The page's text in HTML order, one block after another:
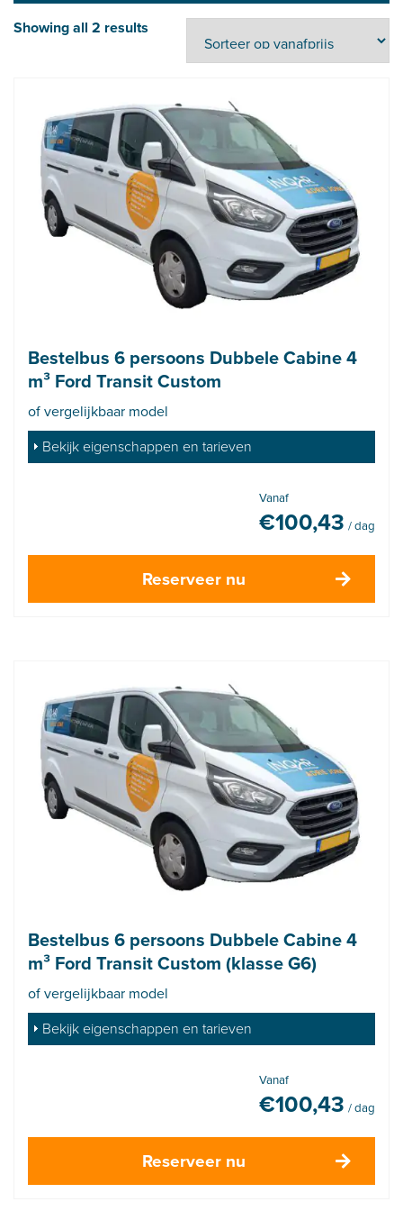
Showing all 2 results
Bestelbus 6 persoons Dubbele Cabine 4
m³ Ford Transit Custom
of vergelijkbaar model
Bekijk eigenschappen en tarieven
Vanaf
€100,43 / dag
Reserveer nu
Bestelbus 6 persoons Dubbele Cabine 4
m³ Ford Transit Custom (klasse G6)
of vergelijkbaar model
Bekijk eigenschappen en tarieven
Vanaf
€100,43 / dag
Reserveer nu